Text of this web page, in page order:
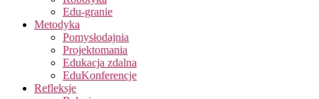
Edu-granie
Metodyka
Pomysłodajnia
Projektomania
Edukacja zdalna
EduKonferencje
Refleksje